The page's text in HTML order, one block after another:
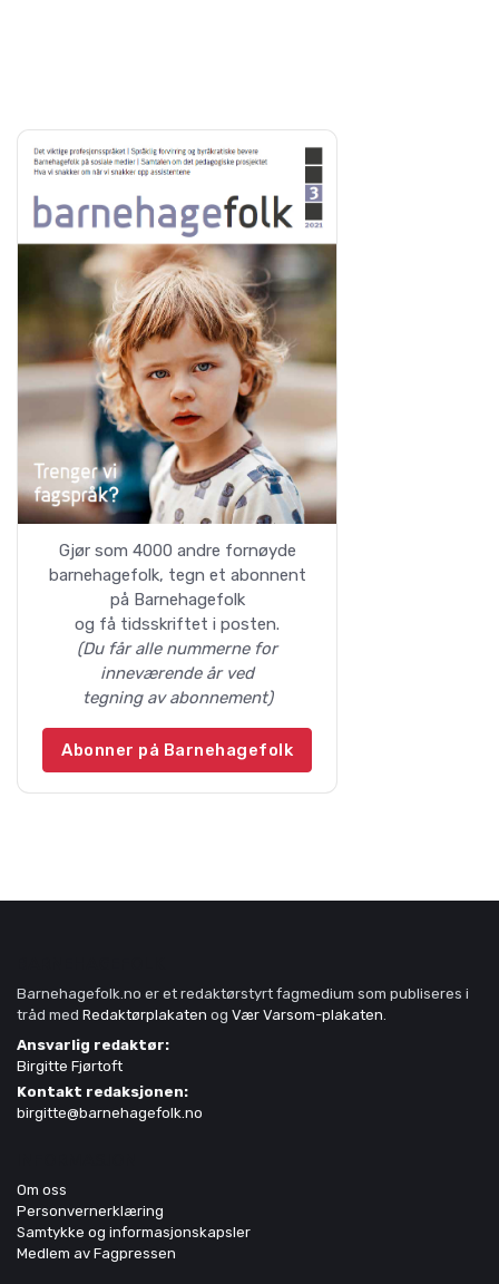
Gjør som 4000 andre fornøyde
barnehagefolk, tegn et abonnent
på Barnehagefolk
og få tidsskriftet i posten.
(Du får alle nummerne for
inneværende år ved
tegning av abonnement)
Abonner på Barnehagefolk
Barnehagefolk.no er et redaktørstyrt fagmedium som publiseres i
tråd med Redaktørplakaten og Vær Varsom-plakaten
Ansvarlig redaktør:
Birgitte Fjørtoft
Kontakt redaksjonen:
birgitte@barnehagefolk.no
Om oss
Personvernerklæring
Samtykke og informasjonskapsler
Medlem av Fagpressen